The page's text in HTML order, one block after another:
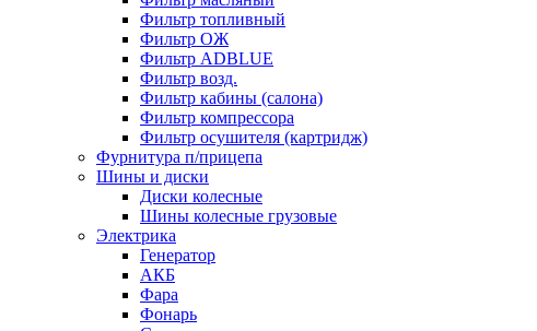
Фильтр топливный
Фильтр ОЖ
Фильтр ADBLUE
Фильтр возд.
Фильтр кабины (салона)
Фильтр компрессора
Фильтр осушителя (картридж)
Фурнитура п/прицепа
Шины и диски
Диски колесные
Шины колесные грузовые
Электрика
Генератор
АКБ
Фара
Фонарь